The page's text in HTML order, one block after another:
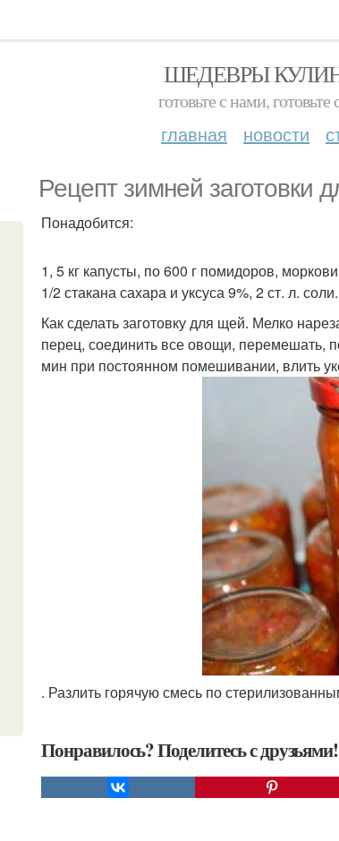
ШЕДЕВРЫ
готовьте с нами,
главная новости
Рецепт зимней заготовки
Понадобится:
1, 5 кг капусты, по 600 г помидоров,
1/2 стакана сахара и уксуса 9%, 2 ст. л. соли.
Как сделать заготовку для щей. Мелко
перец, соединить все овощи, перемешать,
мин при постоянном помешивании, влить
. Разлить горячую смесь по
Понравилось? Поделитесь с друзьями!